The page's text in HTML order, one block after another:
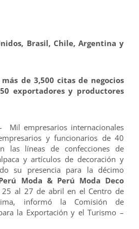
Brasil, Chile, Argentina y
de 3,500 citas de negocios
exportadores y productores
Mil empresarios internacionales
y funcionarios de 40
las líneas de confecciones de
y artículos de decoración y
su presencia para la décimo
Moda & Perú Moda Deco
25 al 27 de abril en el Centro de
informó la Comisión de
la Exportación y el Turismo –